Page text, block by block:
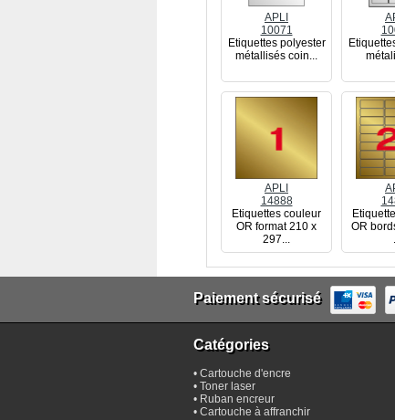
APLI
10071
Etiquettes polyester
métallisés coin...
APLI
14888
Etiquettes couleur
OR format 210 x
297...
OR
Paiement sécurisé
Catégories
• Cartouche d'encre
• Toner laser
• Ruban encreur
• Cartouche à affranchir